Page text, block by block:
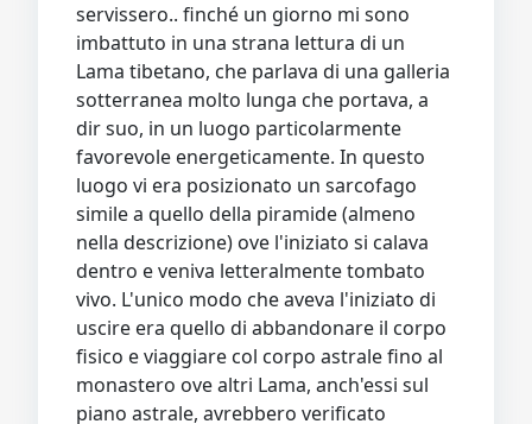
servissero.. finché un giorno mi sono
imbattuto in una strana lettura di un
Lama tibetano, che parlava di una galleria
sotterranea molto lunga che portava, a
dir suo, in un luogo particolarmente
favorevole energeticamente. In questo
luogo vi era posizionato un sarcofago
simile a quello della piramide (almeno
nella descrizione) ove l'iniziato si calava
dentro e veniva letteralmente tombato
vivo. L'unico modo che aveva l'iniziato di
uscire era quello di abbandonare il corpo
fisico e viaggiare col corpo astrale fino al
monastero ove altri Lama, anch'essi sul
piano astrale, avrebbero verificato